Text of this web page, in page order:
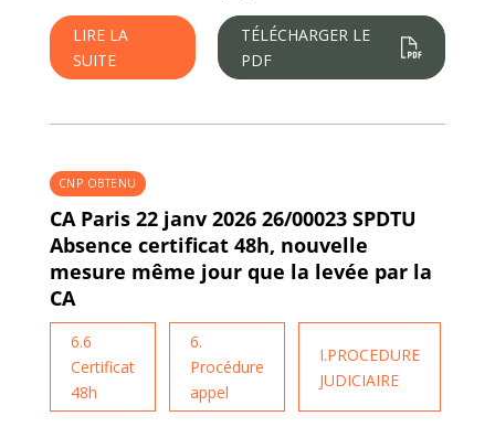
LIRE LA
SUITE
TÉLÉCHARGER LE
PDF
CNP OBTENU
CA Paris 22 janv 2026 26/00023 SPDTU
Absence certificat 48h, nouvelle
mesure même jour que la levée par la
CA
6.6
Certificat
48h
6.
Procédure
appel
I.PROCEDURE
JUDICIAIRE